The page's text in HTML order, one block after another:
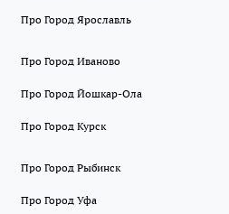
Про Город Ярославль
Про Город Иваново
Про Город Йошкар-Ола
Про Город Курск
Про Город Рыбинск
Про Город Уфа